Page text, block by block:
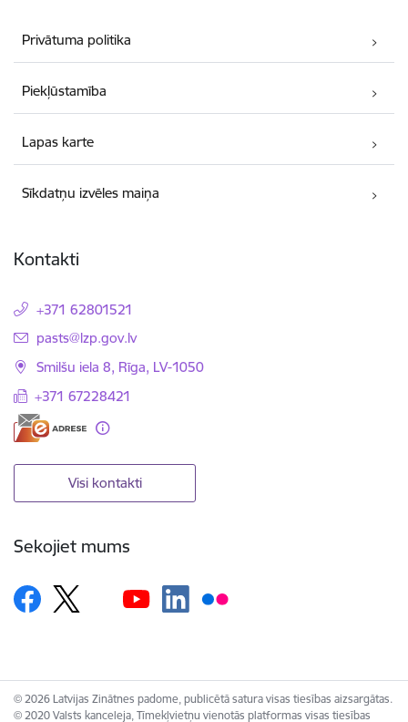
Privātuma politika
Piekļūstamība
Lapas karte
Sīkdatņu izvēles maiņa
Kontakti
+371 62801521
E-pasts:
pasts@lzp.gov.lv
Smilšu iela 8, Rīga, LV-1050
+371 67228421
Visi kontakti
Sekojiet mums
© 2026 Latvijas Zinātnes padome, publicētā satura visas tiesības aizsargātas.
© 2020 Valsts kanceleja, Tīmekļvietņu vienotās platformas visas tiesības